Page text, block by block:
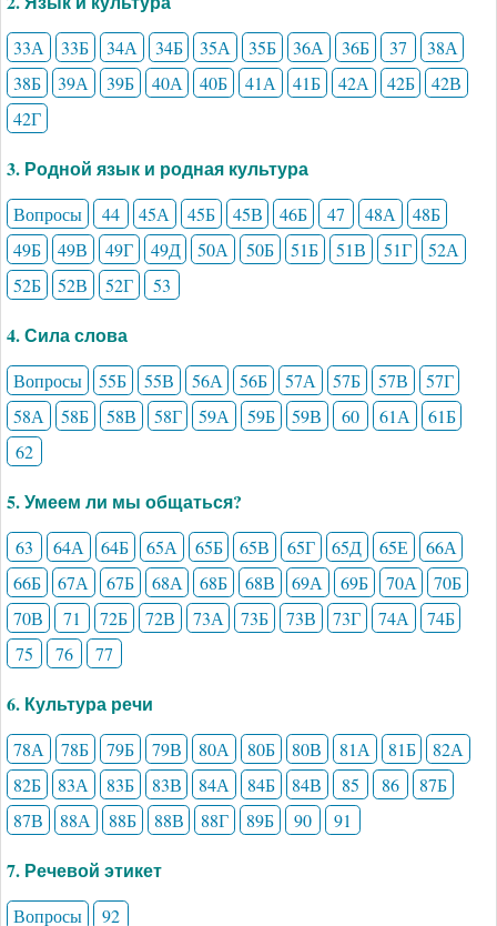
33А 33Б 34А 34Б 35А 35Б 36А 36Б 37
38А
38Б
39А 39Б 40А 40Б 41А 41Б 42А 42Б
42В
42Г
3. Родной язык и родная культура
Вопросы 44 45А 45Б 45В 46Б 47 48А
48Б
49Б
49В 49Г 49Д 50А 50Б 51Б 51В 51Г
52А
52Б
52В 52Г 53
4. Сила слова
Вопросы 55Б 55В 56А 56Б 57А 57Б 57В
57Г
58А
58Б 58В 58Г 59А 59Б 59В 60 61А
61Б
62
5. Умеем ли мы общаться?
63 64А 64Б 65А 65Б 65В 65Г 65Д 65Е
66А
66Б
67А 67Б 68А 68Б 68В 69А 69Б 70А
70Б
70В
71 72Б 72В 73А 73Б 73В 73Г 74А
74Б
75
76 77
6. Культура речи
78А 78Б 79Б 79В 80А 80Б 80В 81А 81Б
82А
82Б
83А 83Б 83В 84А 84Б 84В 85 86
87Б
87В
88А 88Б 88В 88Г 89Б 90 91
7. Речевой этикет
Вопросы 92